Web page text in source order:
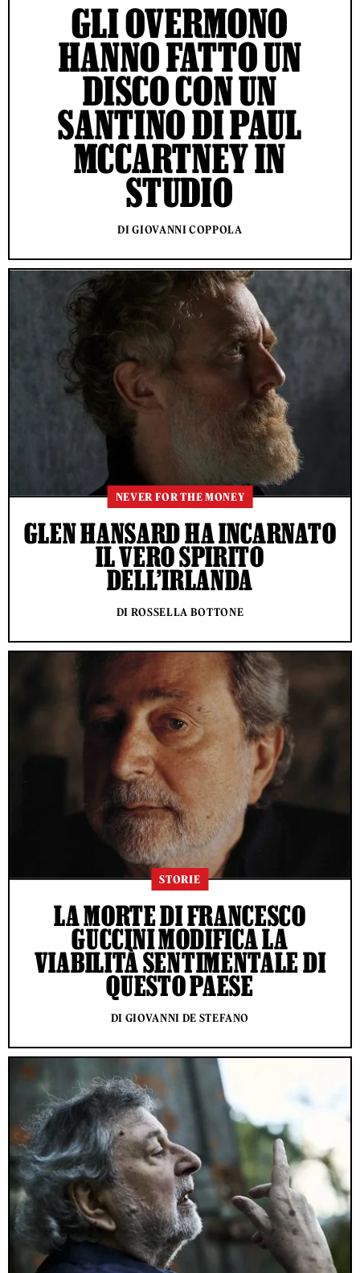
GLI OVERMONO
HANNO FATTO UN
DISCO CON UN
SANTINO DI PAUL
MCCARTNEY IN
STUDIO
DI GIOVANNI COPPOLA
NEVER FOR THE MONEY
GLEN HANSARD HA INCARNATO
IL VERO SPIRITO
DELL’IRLANDA
DI ROSSELLA BOTTONE
STORIE
LA MORTE DI FRANCESCO
GUCCINI MODIFICA LA
VIABILITÀ SENTIMENTALE DI
QUESTO PAESE
DI GIOVANNI DE STEFANO